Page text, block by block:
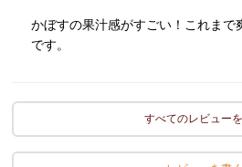
かぼすの果汁感がすごい！これまで
です。
すべてのレビュー